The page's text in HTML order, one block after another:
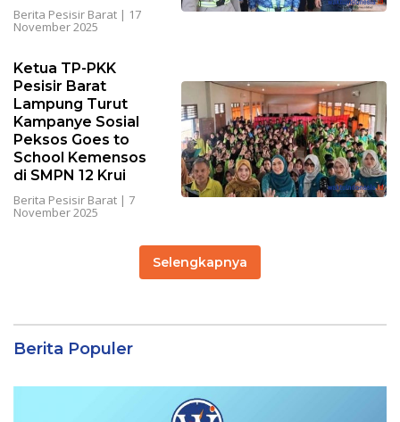
Berita Pesisir Barat | 17
November 2025
Ketua TP-PKK
Pesisir Barat
Lampung Turut
Kampanye Sosial
Peksos Goes to
School Kemensos
di SMPN 12 Krui
Berita Pesisir Barat | 7
November 2025
Selengkapnya
Berita Populer